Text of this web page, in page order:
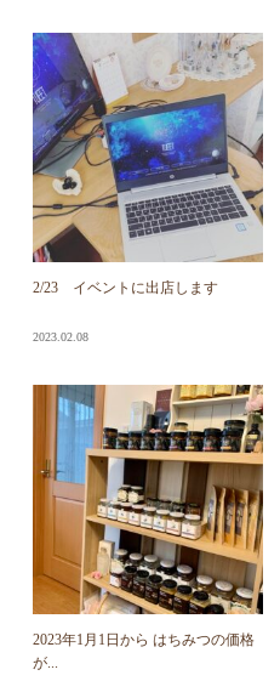
2/23 イベントに出店します
2023.02.08
2023年1月1日から はちみつの価格
が...